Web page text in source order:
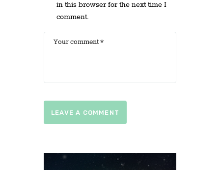
in this browser for the next time I
comment.